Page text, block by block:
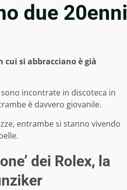
due 20enni
si abbracciano è già
incontrate in discoteca in
è davvero giovanile.
entrambe si stanno vivendo
dei Rolex, la